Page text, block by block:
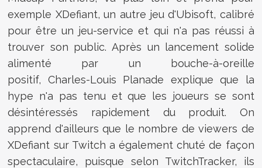
exemple XDefiant, un autre jeu d'Ubisoft, calibré
pour être un jeu-service et qui n'a pas réussi à
trouver son public. Après un lancement solide
alimenté par un bouche-à-oreille
positif, Charles-Louis Planade explique que la
hype n'a pas tenu et que les joueurs se sont
désintéressés rapidement du produit. On
apprend d'ailleurs que le nombre de viewers de
XDefiant sur Twitch a également chuté de façon
spectaculaire, puisque selon TwitchTracker, ils